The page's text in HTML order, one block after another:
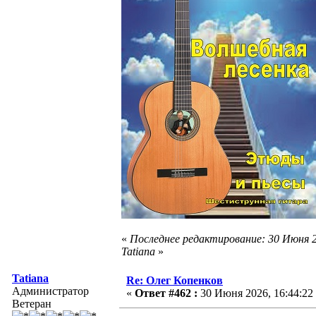
« Последнее редактирование: 30 Июня
Tatiana »
Tatiana
Администратор
Ветеран
Re: Олег Копенков
« Ответ #462 : 30 Июня 2026, 16:44:22